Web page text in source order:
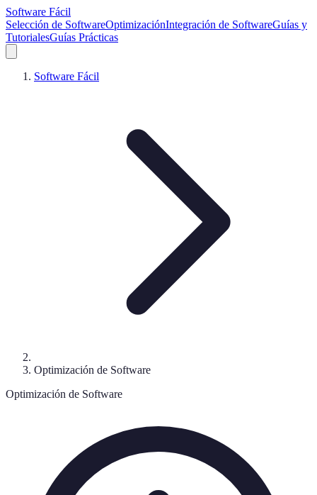
Software Fácil
Selección de SoftwareOptimizaciónIntegración de SoftwareGuías y
TutorialesGuías Prácticas
Software Fácil
Optimización de Software
Optimización de Software